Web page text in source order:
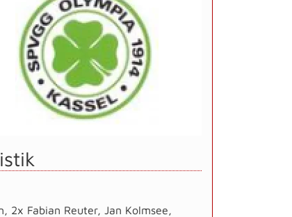
2x Fabian Reuter, Jan Kolmsee